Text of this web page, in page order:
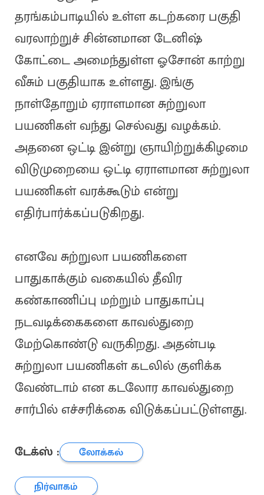
தரங்கம்பாடியில் உள்ள கடற்கரை பகுதி
வரலாற்றுச் சின்னமான டேனிஷ்
கோட்டை அமைந்துள்ள ஓசோன் காற்று
வீசும் பகுதியாக உள்ளது. இங்கு
நாள்தோறும் ஏராளமான சுற்றுலா
பயணிகள் வந்து செல்வது வழக்கம்.
அதனை ஒட்டி இன்று ஞாயிற்றுக்கிழமை
விடுமுறையை ஒட்டி ஏராளமான சுற்றுலா
பயணிகள் வரக்கூடும் என்று
எதிர்பார்க்கப்படுகிறது.
எனவே சுற்றுலா பயணிகளை
பாதுகாக்கும் வகையில் தீவிர
கண்காணிப்பு மற்றும் பாதுகாப்பு
நடவடிக்கைகளை காவல்துறை
மேற்கொண்டு வருகிறது. அதன்படி
சுற்றுலா பயணிகள் கடலில் குளிக்க
வேண்டாம் என கடலோர காவல்துறை
சார்பில் எச்சரிக்கை விடுக்கப்பட்டுள்ளது.
டேக்ஸ் :
லோக்கல்
நிர்வாகம்